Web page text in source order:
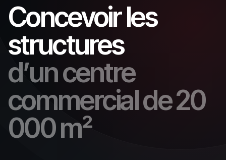
Concevoir les
structures
d’un centre
commercial de 20
000 m²